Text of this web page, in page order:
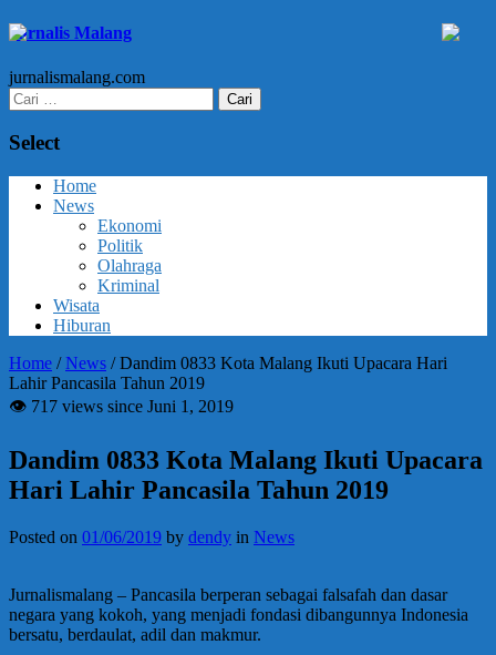
Jurnalis Malang
jurnalismalang.com
Cari
untuk:
Select
Home
News
Ekonomi
Politik
Olahraga
Kriminal
Wisata
Hiburan
Home /News /Dandim 0833 Kota Malang Ikuti Upacara Hari
Lahir Pancasila Tahun 2019
👁 717 views since Juni 1, 2019
Dandim 0833 Kota Malang Ikuti Upacara
Hari Lahir Pancasila Tahun 2019
Posted on 01/06/2019 by dendy in News
Jurnalismalang – Pancasila berperan sebagai falsafah dan dasar
negara yang kokoh, yang menjadi fondasi dibangunnya Indonesia
bersatu, berdaulat, adil dan makmur.